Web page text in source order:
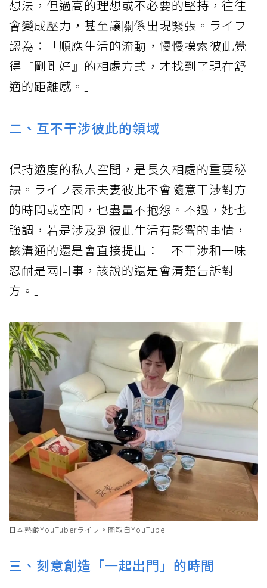
想法，但過高的理想或不必要的堅持，往往
會變成壓力，甚至讓關係出現緊張。ライフ
認為：「順應生活的流動，慢慢摸索彼此覺
得『剛剛好』的相處方式，才找到了現在舒
適的距離感。」
二、互不干涉彼此的領域
保持適度的私人空間，是長久相處的重要秘
訣。ライフ表示夫妻彼此不會隨意干涉對方
的時間或空間，也盡量不抱怨。不過，她也
強調，若是涉及到彼此生活有影響的事情，
該溝通的還是會直接提出：「不干涉和一味
忍耐是兩回事，該說的還是會清楚告訴對
方。」
日本熟齡YouTuberライフ。圖取自YouTube
三、刻意創造「一起出門」的時間